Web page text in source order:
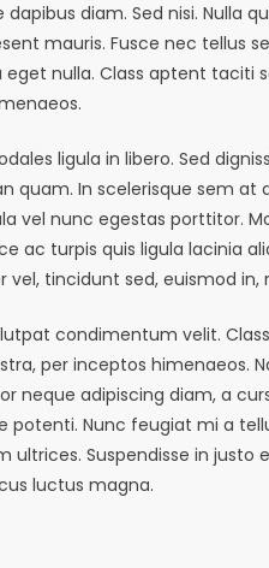
dapibus diam. Sed nisi. Nulla
mauris. Fusce nec tellus
eget nulla. Class aptent taciti
ligula in libero. Sed
quam. In scelerisque sem at
vel nunc egestas porttitor.
ac turpis quis ligula lacinia
vel, tincidunt sed, euismod in,
condimentum velit.
per inceptos himenaeos.
neque adipiscing diam, a
potenti. Nunc feugiat mi a
ultrices. Suspendisse in
luctus magna.